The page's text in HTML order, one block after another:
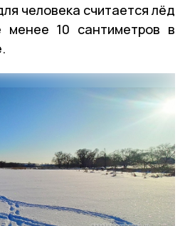
человека считается лёд
менее 10 сантиметров в